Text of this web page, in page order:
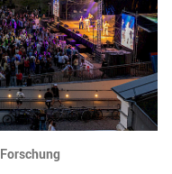
Forschung